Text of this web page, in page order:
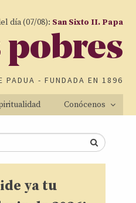
día (07/08): San Sixto II. Papa
pobres
PADUA - FUNDADA EN 1896
Conócenos
de
ya tu